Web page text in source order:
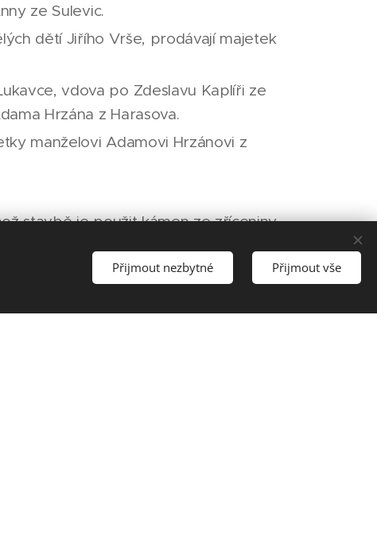
ze Sulevic.
dětí Jiřího Vrše, prodávají majetek
vdova po Zdeslavu Kaplíři ze
Hrzána z Harasova.
manželovi Adamovi Hrzánovi z
stavbě je použit kámen ze zříceniny
Přijmout nezbytné Přijmout vše